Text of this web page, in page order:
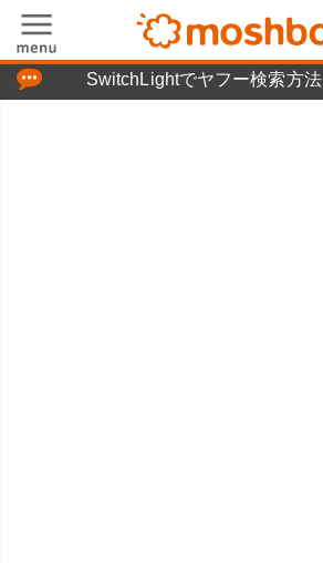
SwitchLightでヤフー検索方法
「つぶやき」の使い方